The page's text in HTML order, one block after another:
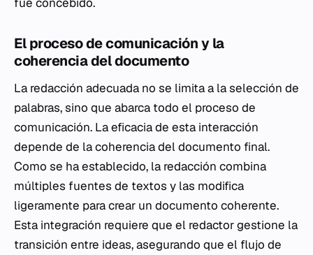
El proceso de comunicación y la
coherencia del documento
La redacción adecuada no se limita a la selección de
palabras, sino que abarca todo el proceso de
comunicación. La eficacia de esta interacción
depende de la coherencia del documento final.
Como se ha establecido, la redacción combina
múltiples fuentes de textos y las modifica
ligeramente para crear un documento coherente.
Esta integración requiere que el redactor gestione la
transición entre ideas, asegurando que el flujo de